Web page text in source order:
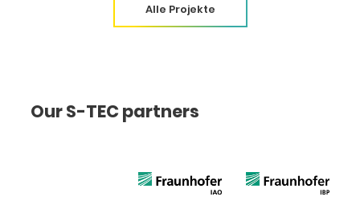
Alle Projekte
Our S-TEC partners